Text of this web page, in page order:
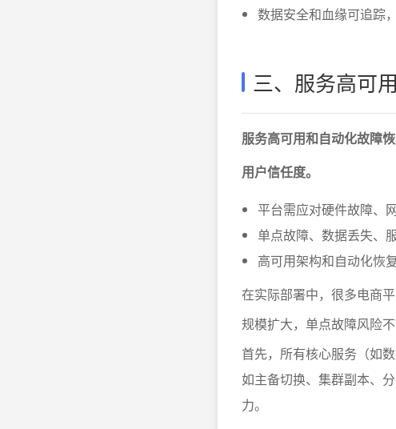
数据安全和血缘可追踪
三、服务高可
服务高可用和自动化故障
用户信任度。
平台需应对硬件故障、
单点故障、数据丢失、
高可用架构和自动化恢
在实际部署中，很多电商
规模扩大，单点故障风险不
首先，所有核心服务（如
如主备切换、集群副本、
力。